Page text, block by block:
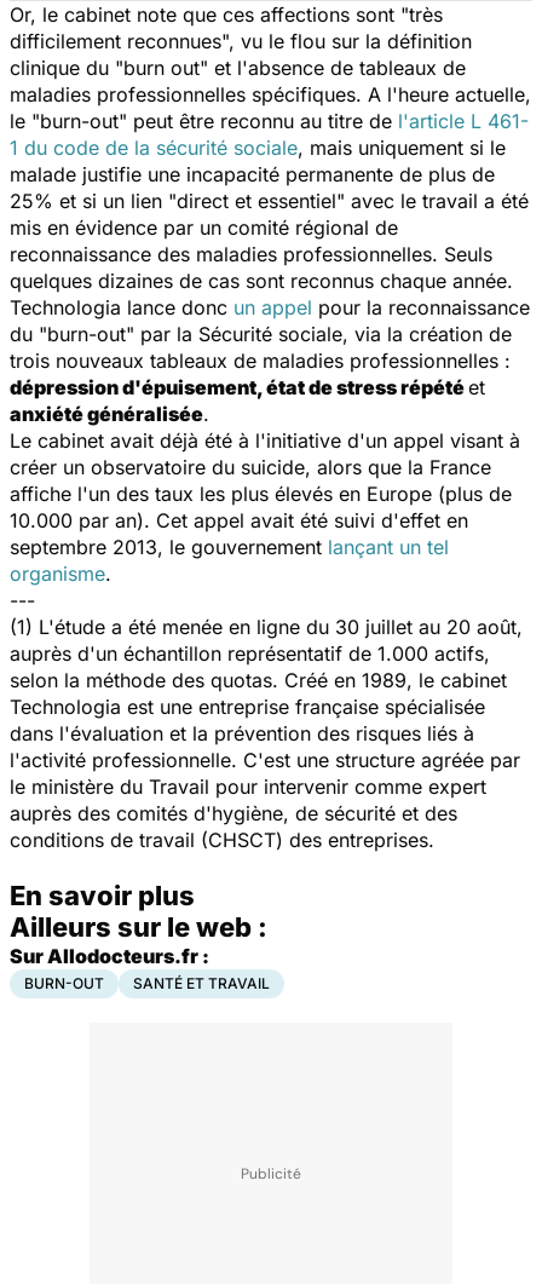
Or, le cabinet note que ces affections sont "très
difficilement reconnues", vu le flou sur la définition
clinique du "burn out" et l'absence de tableaux de
maladies professionnelles spécifiques. A l'heure actuelle,
le "burn-out" peut être reconnu au titre de l'article L 461-
1 du code de la sécurité sociale, mais uniquement si le
malade justifie une incapacité permanente de plus de
25% et si un lien "direct et essentiel" avec le travail a été
mis en évidence par un comité régional de
reconnaissance des maladies professionnelles. Seuls
quelques dizaines de cas sont reconnus chaque année.
Technologia lance donc un appel pour la reconnaissance
du "burn-out" par la Sécurité sociale, via la création de
trois nouveaux tableaux de maladies professionnelles :
dépression d'épuisement, état de stress répétéet
anxiété généralisée.
Le cabinet avait déjà été à l'initiative d'un appel visant à
créer un observatoire du suicide, alors que la France
affiche l'un des taux les plus élevés en Europe (plus de
10.000 par an). Cet appel avait été suivi d'effet en
septembre 2013, le gouvernement lançant un tel
organisme.
---
(1) L'étude a été menée en ligne du 30 juillet au 20 août,
auprès d'un échantillon représentatif de 1.000 actifs,
selon la méthode des quotas. Créé en 1989, le cabinet
Technologia est une entreprise française spécialisée
dans l'évaluation et la prévention des risques liés à
l'activité professionnelle. C'est une structure agréée par
le ministère du Travail pour intervenir comme expert
auprès des comités d'hygiène, de sécurité et des
conditions de travail (CHSCT) des entreprises.
En savoir plus
Ailleurs sur le web :
Sur Allodocteurs.fr :
BURN-OUT SANTÉ ET TRAVAIL